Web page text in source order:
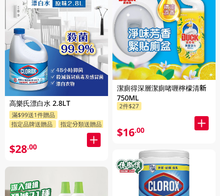
高樂氏漂白水 2.8LT
滿$99送1件贈品
指定品牌送贈品
指定分類送贈品
$28.00
潔廁得深層潔廁啫喱檸檬清新
750ML
2件$27
$16.00